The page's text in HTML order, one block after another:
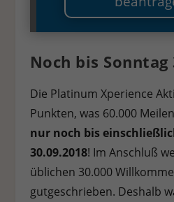
Noch bis Sonntag
Die Platinum Xperience
Punkten, was 60.000
nur noch bis
30.09.2018! Im Anschluß
üblichen 30.000
gutgeschrieben. Deshalb
helfen uns zu verstehen, wie unsere
Externe Medien (7)
Inhalte von Videoplattformen und
standardmäßig blockiert. Wenn
werden, bedarf der Zugriff auf diese
Einwilligung mehr.
Cookie-